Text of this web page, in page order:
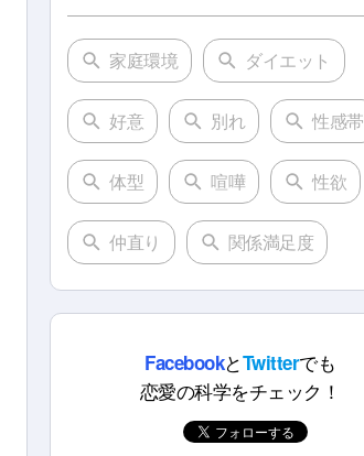
家庭環境 ダイエット
好意 別れ 性感帯
体型 喧嘩 性欲
仲直り 関係満足度
FacebookとTwitterでも
恋愛の科学をチェック！